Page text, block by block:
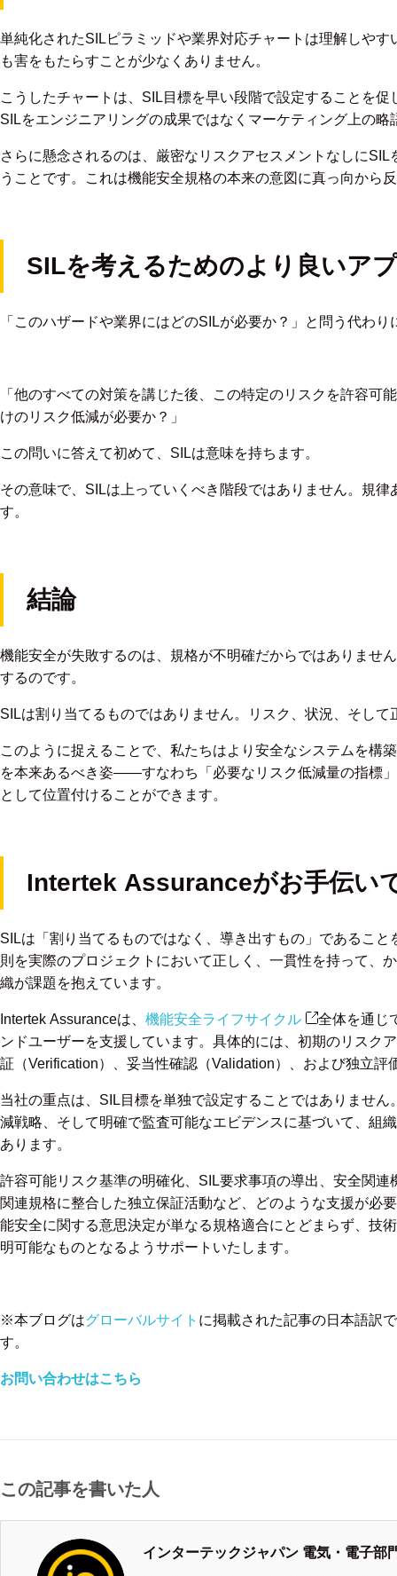
単純化されたSILピラミッドや業界対応チャートは理解しや
も害をもたらすことが少なくありません。
こうしたチャートは、SIL目標を早い段階で設定することを
SILをエンジニアリングの成果ではなくマーケティング上の
さらに懸念されるのは、厳密なリスクアセスメントなしに
うことです。これは機能安全規格の本来の意図に真っ向から
SILを考えるためのより良いア
「このハザードや業界にはどのSILが必要か？」と問う代わ
「他のすべての対策を講じた後、この特定のリスクを許容可
けのリスク低減が必要か？」
この問いに答えて初めて、SILは意味を持ちます。
その意味で、SILは上っていくべき階段ではありません。規
す。
結論
機能安全が失敗するのは、規格が不明確だからではありませ
するのです。
SILは割り当てるものではありません。リスク、状況、そし
このように捉えることで、私たちはより安全なシステムを構
を本来あるべき姿――すなわち「必要なリスク低減量の指標
として位置付けることができます。
Intertek Assuranceがお手伝い
SILは「割り当てるものではなく、導き出すもの」であるこ
則を実際のプロジェクトにおいて正しく、一貫性を持って、
織が課題を抱えています。
Intertek Assuranceは、 機能安全ライフサイクル
全体を通じ
ンドユーザーを支援しています。具体的には、初期のリスク
証（Verification）、妥当性確認（Validation）、および独立評
当社の重点は、SIL目標を単独で設定することではありませ
減戦略、そして明確で監査可能なエビデンスに基づいて、組
あります。
許容可能リスク基準の明確化、SIL要求事項の導出、安全関
関連規格に整合した独立保証活動など、どのような支援が必
能安全に関する意思決定が単なる規格適合にとどまらず、技
明可能なものとなるようサポートいたします。
※本ブログはグローバルサイト に掲載された記事の日本語訳
す。
お問い合わせはこちら
この記事を書いた人
インターテックジャパン 電気・電子部